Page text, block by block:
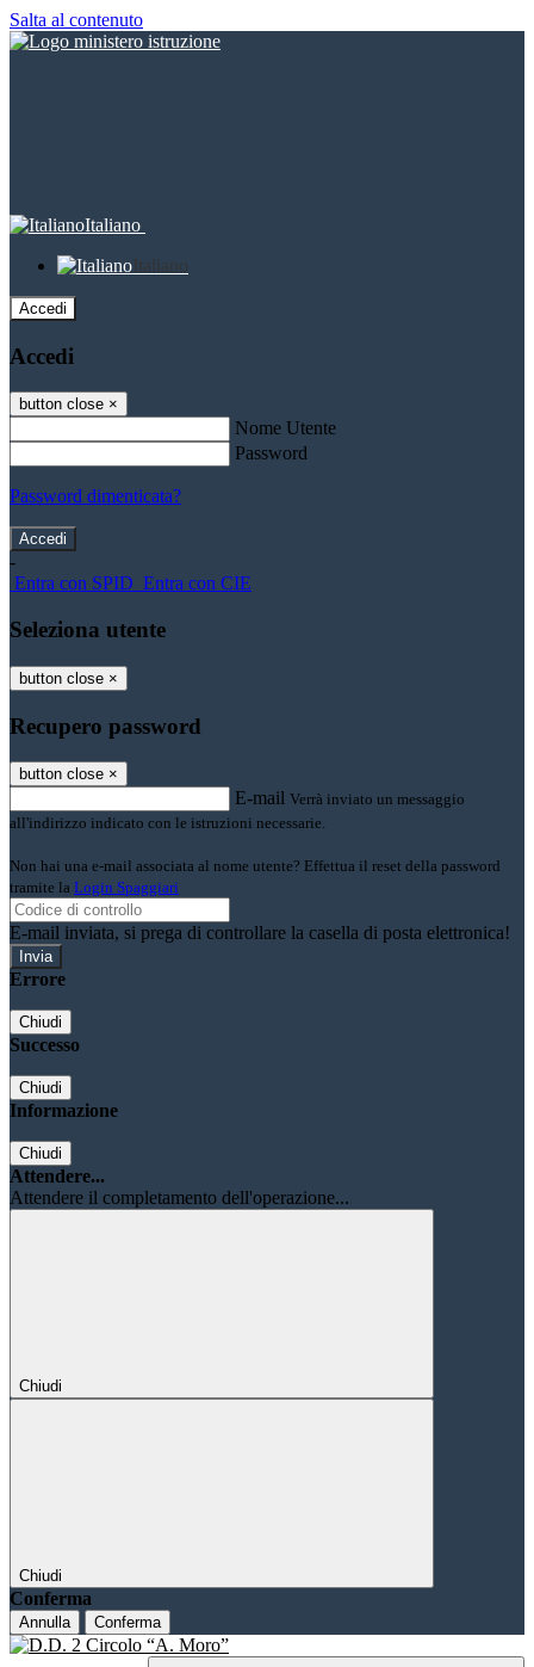
Salta al contenuto
Italiano
Italiano
Accedi
Accedi
button close ×
Nome Utente
Password
Password dimenticata?
-
Entra con SPID Entra con CIE
Seleziona utente
button close ×
Recupero password
button close ×
E-mail Verrà inviato un messaggio
all'indirizzo indicato con le istruzioni necessarie.
Non hai una e-mail associata al nome utente? Effettua il reset della password
tramite la Login Spaggiari
E-mail inviata, si prega di controllare la casella di posta elettronica!
Errore
Chiudi
Successo
Chiudi
Informazione
Chiudi
Attendere...
Attendere il completamento dell'operazione...
Chiudi
Chiudi
Conferma
Annulla Conferma